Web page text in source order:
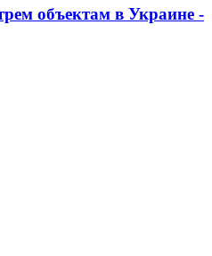
объектам в Украине -